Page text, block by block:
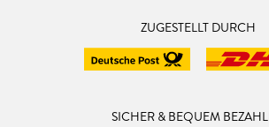
ZUGESTELLT DURCH
SICHER & BEQUEM